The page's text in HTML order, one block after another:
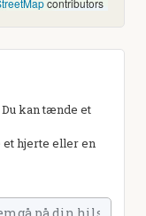
contributors
kan tænde et
hjerte eller en